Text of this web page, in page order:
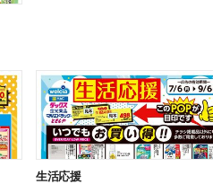
生活応援